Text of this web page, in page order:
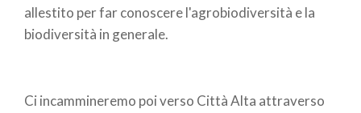
allestito per far conoscere l'agrobiodiversità e la
biodiversità in generale.
Ci incammineremo poi verso Città Alta attraverso